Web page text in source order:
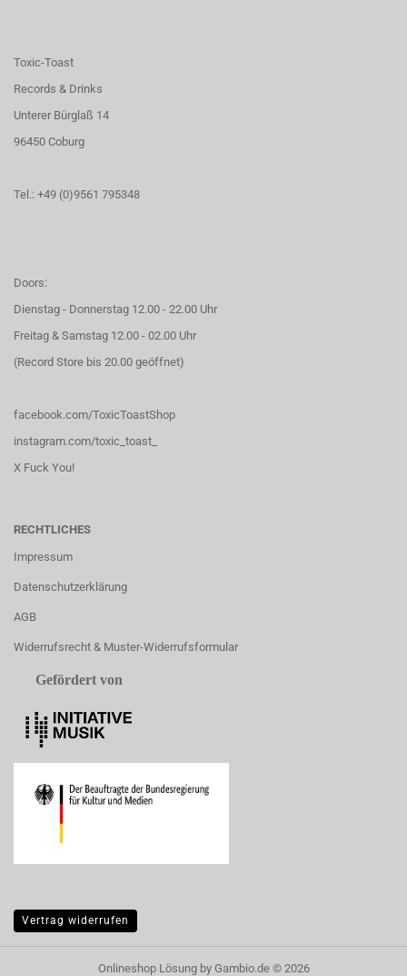
Toxic-Toast
Records & Drinks
Unterer Bürglaß 14
96450 Coburg
Tel.: +49 (0)9561 795348
Doors:
Dienstag - Donnerstag 12.00 - 22.00 Uhr
Freitag & Samstag 12.00 - 02.00 Uhr
(Record Store bis 20.00 geöffnet)
facebook.com/ToxicToastShop
instagram.com/toxic_toast_
X Fuck You!
RECHTLICHES
Impressum
Datenschutzerklärung
AGB
Widerrufsrecht & Muster-Widerrufsformular
Gefördert von
Vertrag widerrufen
Onlineshop Lösungby Gambio.de © 2026